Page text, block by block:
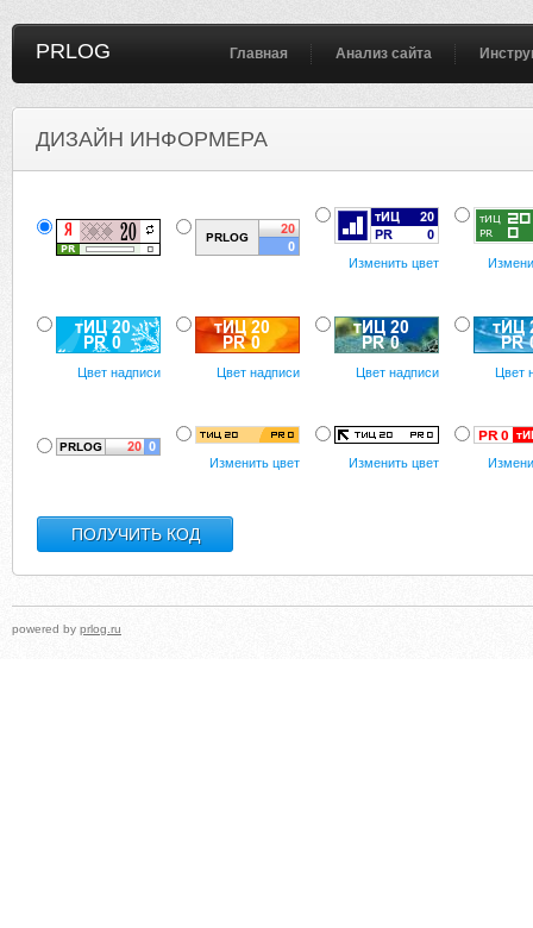
PRLOG Главная Анализ сайта
ДИЗАЙН ИНФОРМЕРА
Изменить цвет
Цвет надписи Цвет надписи Цвет надписи Цвет
Изменить цвет Изменить цвет
powered by prlog.ru